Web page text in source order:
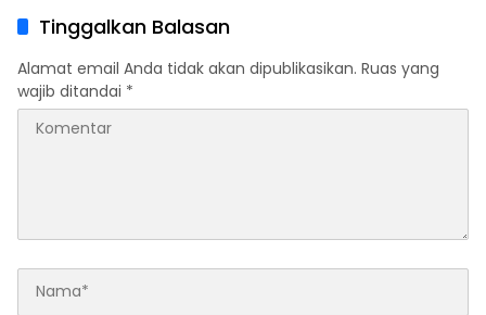
Tinggalkan Balasan
Alamat email Anda tidak akan dipublikasikan. Ruas yang
wajib ditandai *